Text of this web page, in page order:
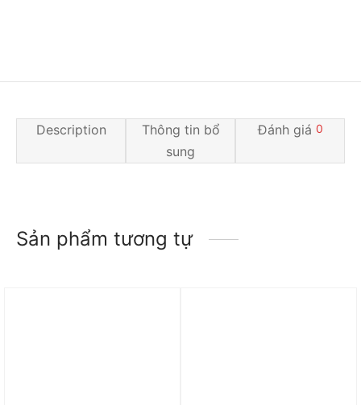
Description
Thông tin bổ
sung
Đánh giá 0
Sản phẩm tương tự